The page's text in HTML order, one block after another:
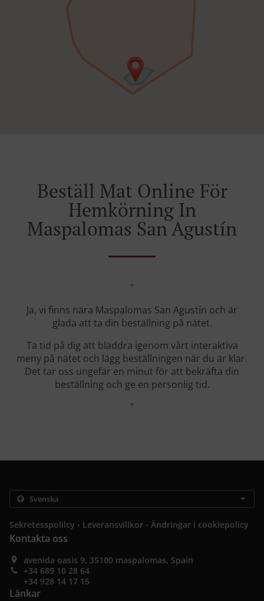
Beställ Mat Online För
Hemkörning In
Maspalomas San Agustín
"
Ja, vi finns nära Maspalomas San Agustín och är
glada att ta din beställning på nätet.
Ta tid på dig att bläddra igenom vårt interaktiva
meny på nätet och lägg beställningen när du är klar.
Det tar oss ungefär en minut för att bekräfta din
beställning och ge en personlig tid.
"
Sekretesspolilcy . Leveransvillkor . Ändringar i cookiepolicy
Kontakta oss
avenida oasis 9, 35100 maspalomas, Spain
+34 689 10 28 64
+34 928 14 17 15
Länkar